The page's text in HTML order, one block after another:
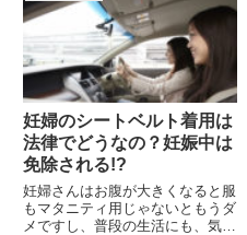
妊婦のシートベルト着用は
法律でどうなの？妊娠中は
免除される!?
妊婦さんはお腹が大きくなると服
もマタニティ用じゃないともうダ
メですし、普段の生活にも、気を